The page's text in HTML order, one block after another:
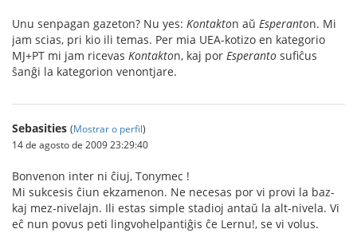
Unu senpagan gazeton? Nu yes: Kontakton aŭ Esperanton. Mi
jam scias, pri kio ili temas. Per mia UEA-kotizo en kategorio
MJ+PT mi jam ricevas Kontakton, kaj por Esperanto sufiĉus
ŝanĝi la kategorion venontjare.
Sebasities (Mostrar o perfil)
14 de agosto de 2009 23:29:40
Bonvenon inter ni ĉiuj, Tonymec !
Mi sukcesis ĉiun ekzamenon. Ne necesas por vi provi la baz-
kaj mez-nivelajn. Ili estas simple stadioj antaŭ la alt-nivela. Vi
eĉ nun povus peti lingvohelpantiĝis ĉe Lernu!, se vi volus.